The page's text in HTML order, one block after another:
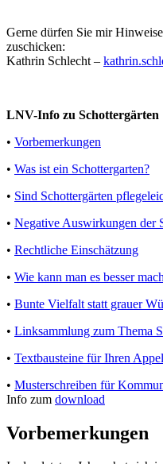
Gerne dürfen Sie mir
zuschicken:
Kathrin Schlecht –
LNV-Info zu Schottergärten
• Vorbemerkungen
• Was ist ein Schottergarten?
• Sind Schottergärten
• Negative Auswirkungen der
• Rechtliche Einschätzung
• Wie kann man es besser
• Bunte Vielfalt statt grauer
• Linksammlung zum Thema
• Textbausteine für Ihren
• Musterschreiben für
Info zum download
Vorbemerkungen